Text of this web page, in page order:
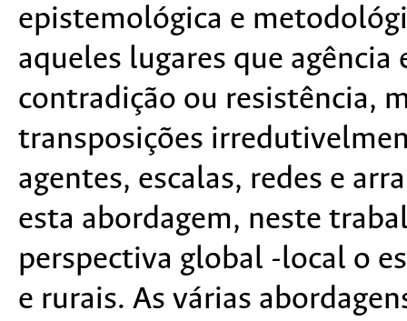
epistemológica e
aqueles lugares que
contradição ou resistência,
transposições
agentes, escalas, redes e
esta abordagem, neste
perspectiva global -local o
e rurais. As várias